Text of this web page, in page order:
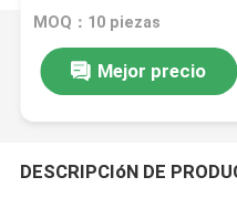
lipo 3S1P de 11,1
MOQ：10 piezas
Mejor precio
DESCRIPCIóN DE